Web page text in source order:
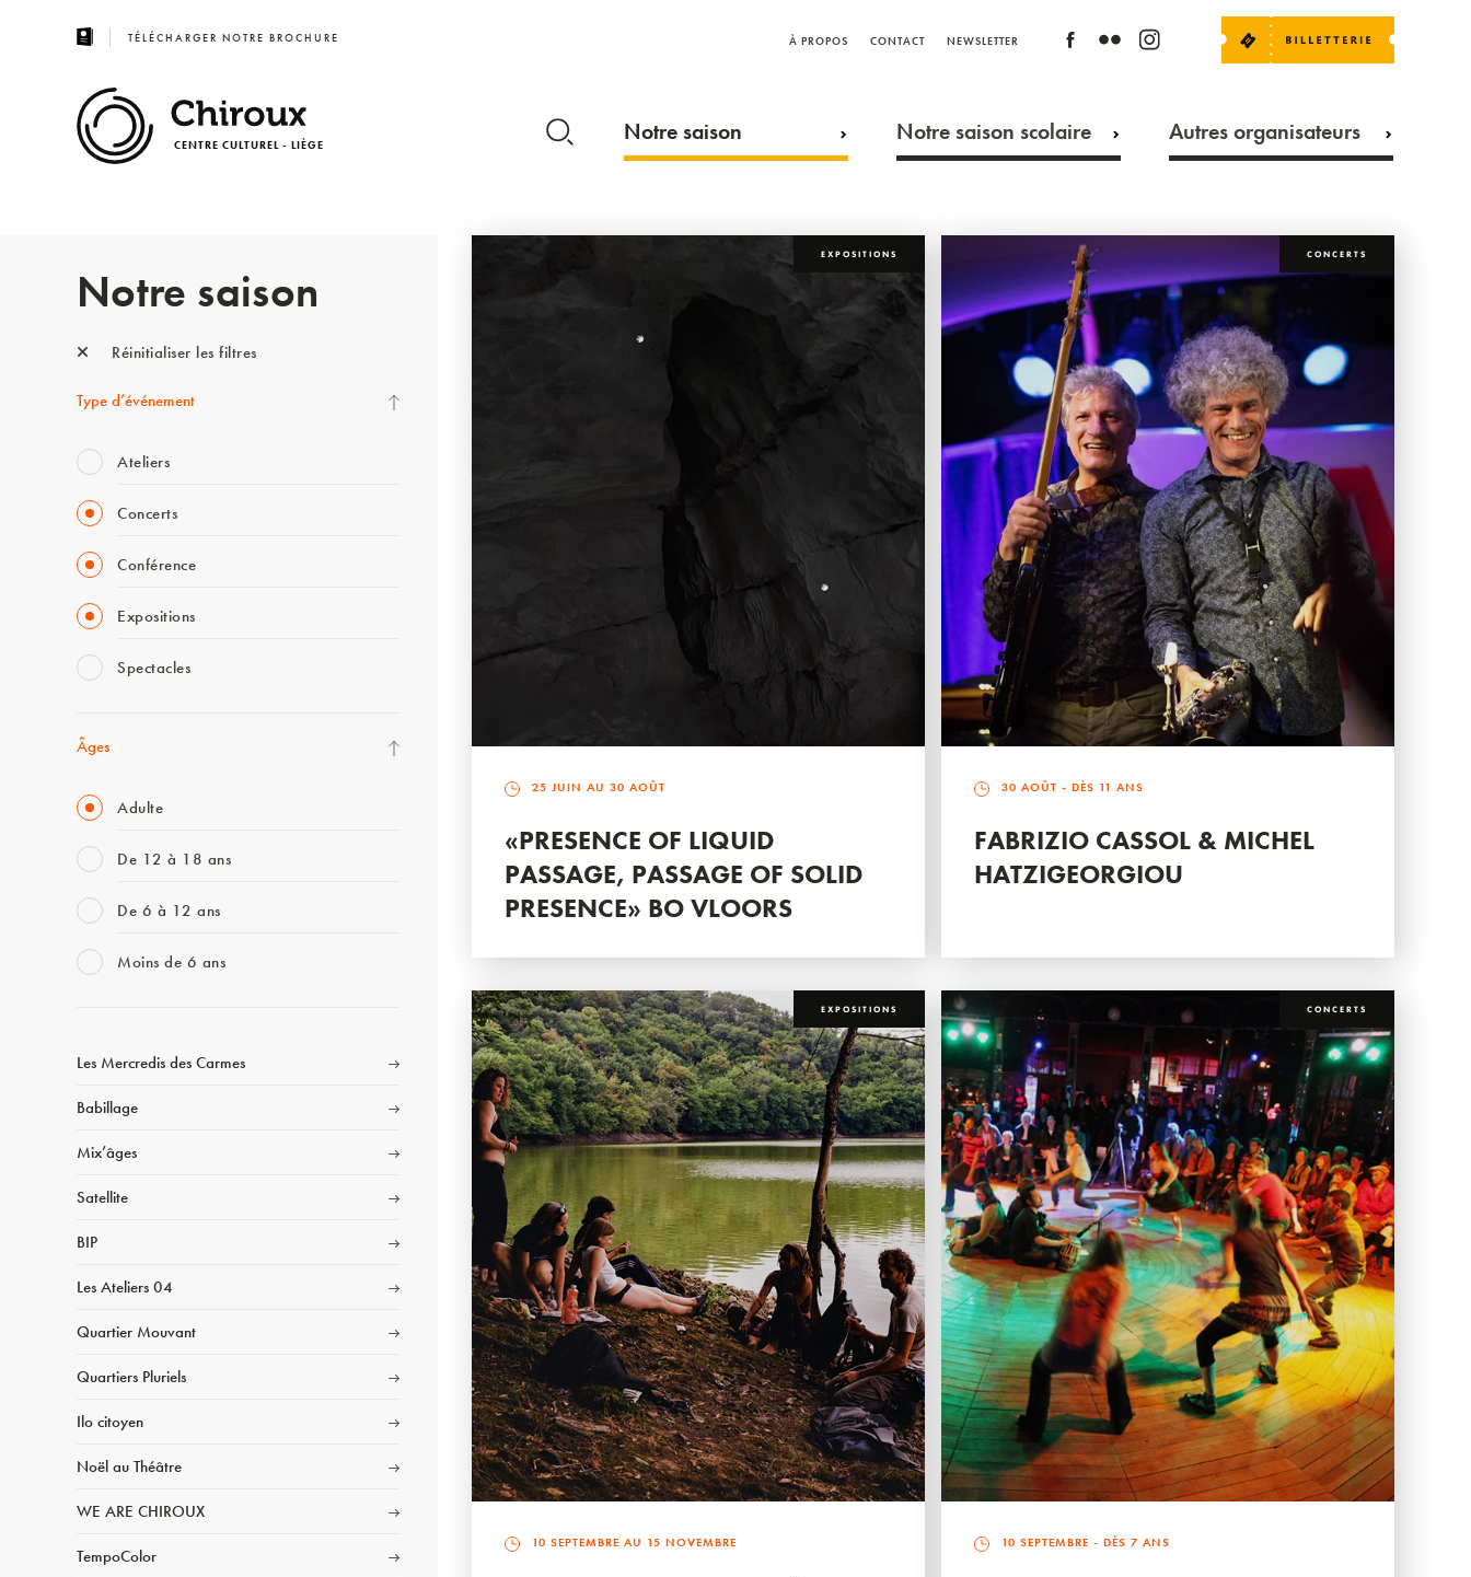
TÉLÉCHARGER NOTRE BROCHURE À PROPOS CONTACT NEWSLETTER
CENTRE CULTUREL - LIÈGE Notre saison Notre saison scolaire Autres organisateurs
Notre saison
Réinitialiser les filtres
Type d’événement
Ateliers
Concerts
Conférence
Expositions
Spectacles
Âges
Adulte
De 12 à 18 ans
De 6 à 12 ans
Moins de 6 ans
Les Mercredis des Carmes
Babillage
Mix’âges
Satellite
BIP
Les Ateliers 04
Quartier Mouvant
Quartiers Pluriels
Ilo citoyen
Noël au Théâtre
WE ARE CHIROUX
TempoColor
EXPOSITIONS
25 JUIN AU 30 AOÛT
«PRESENCE OF LIQUID
PASSAGE, PASSAGE OF SOLID
PRESENCE» BO VLOORS
CONCERTS
30 AOÛT - DÈS 11 ANS
FABRIZIO CASSOL & MICHEL
HATZIGEORGIOU
EXPOSITIONS
10 SEPTEMBRE AU 15 NOVEMBRE
CONCERTS
10 SEPTEMBRE - DÈS 7 ANS